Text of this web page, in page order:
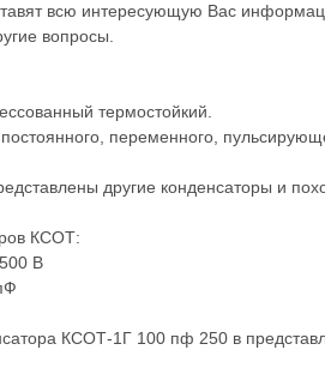
всю интересующую Вас
вопросы.
термостойкий.
переменного,
другие конденсаторы и
КСОТ:
В
КСОТ-1Г 100 пф 250 в